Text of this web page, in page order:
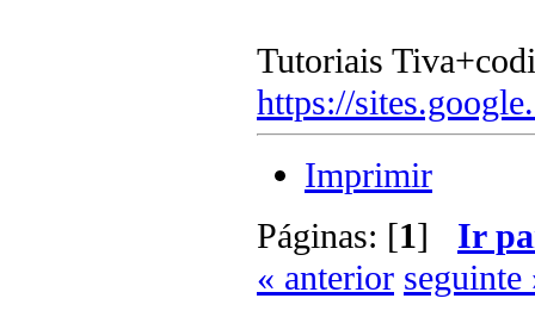
Tutoriais
https://
Imprimir
Páginas: [1] Ir
« anterior seguinte